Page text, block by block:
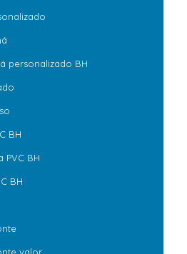
personalizado BH
BH
PVC BH
BH